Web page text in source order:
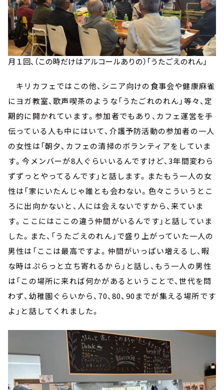
月１回、（この時だけはアルコールありの）「うたごえのれん」
キリカフェではこの他、シニア向けの食事会や健康麻雀
にヨガ教室、歌声喫茶のような「うたごれのれん」等々、定
期的に開かれています。参加者でもあり、カフェ運営を手
伝っている人も中にはいて、介護予防活動の参加者の一人
の女性は「朝夕、カフェの清掃のボランティアをしていま
す。今メンバーが8人ぐらいいるんですけど、3年間変わら
ずずっとやってるんです」と話します。またもう一人の女
性は「家にいたんじゃ誰とも会わない。色々こういうとこ
ろに出向かないと、人には会えないですから、来ていま
す。ここにはここの違う仲間がいるんです」と話していま
した。また、「うたごえのれん」で盛り上がっていた一人の
男性は「ここは最高ですよ。仲間がいっぱい増えるし、暇
な時はぷらっと立ち寄れるから」と話し、もう一人の男性
は「この場所に来れば何かがあるということで、世代を問
わず、幼稚園ぐらいから、70、80、90までが集える場所です
よ」と話してくれました。